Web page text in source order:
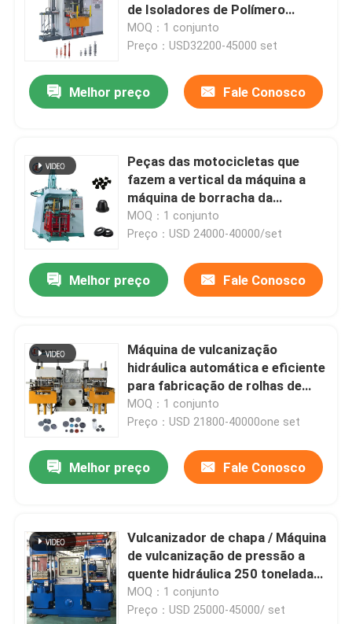
de Isoladores de Polímero
Composto
MOQ：1 conjunto
Preço：USD32200-45000 set
Melhor preço Fale Conosco
Peças das motocicletas que
fazem a vertical da máquina a
máquina de borracha da
modelação por injeção para o
amortecedor de borracha
MOQ：1 conjunto
Preço：USD 24000-40000/set
Melhor preço Fale Conosco
Máquina de vulcanização
hidráulica automática e eficiente
para fabricação de rolhas de
borracha
MOQ：1 conjunto
Preço：USD 21800-40000one set
Melhor preço Fale Conosco
Vulcanizador de chapa / Máquina
de vulcanização de pressão a
quente hidráulica 250 toneladas
para fabricação de produtos de
automóveis O Ring
MOQ：1 conjunto
Preço：USD 25000-45000/ set